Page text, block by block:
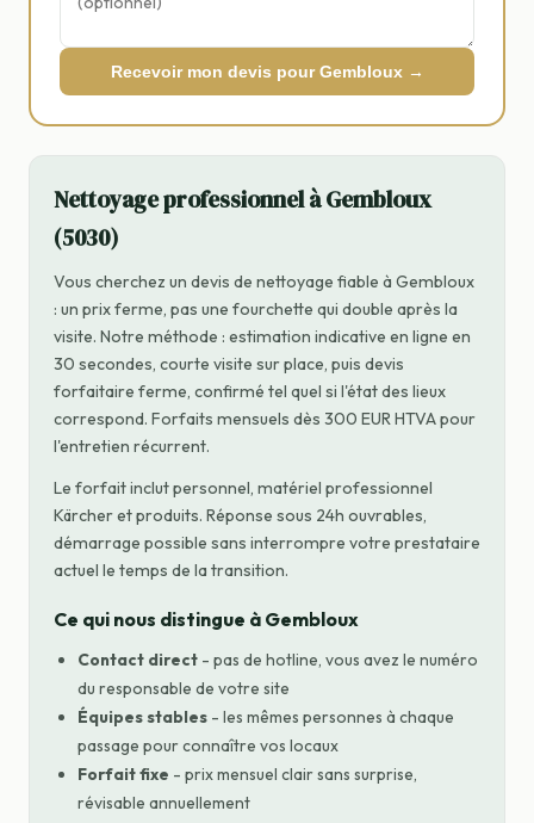
Recevoir mon devis pour Gembloux →
Nettoyage professionnel à Gembloux
(5030)
Vous cherchez un devis de nettoyage fiable à Gembloux
: un prix ferme, pas une fourchette qui double après la
visite. Notre méthode : estimation indicative en ligne en
30 secondes, courte visite sur place, puis devis
forfaitaire ferme, confirmé tel quel si l'état des lieux
correspond. Forfaits mensuels dès 300 EUR HTVA pour
l'entretien récurrent.
Le forfait inclut personnel, matériel professionnel
Kärcher et produits. Réponse sous 24h ouvrables,
démarrage possible sans interrompre votre prestataire
actuel le temps de la transition.
Ce qui nous distingue à Gembloux
Contact direct - pas de hotline, vous avez le numéro
du responsable de votre site
Équipes stables - les mêmes personnes à chaque
passage pour connaître vos locaux
Forfait fixe - prix mensuel clair sans surprise,
révisable annuellement